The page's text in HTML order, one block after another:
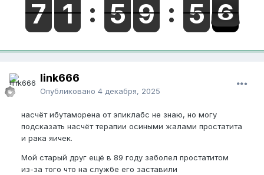
link666
Опубликовано 4 декабря, 2025
насчёт ибутаморена от эпиклабс не знаю, но могу
подсказать насчёт терапии осиными жалами простатита
и рака яичек.
Мой старый друг ещё в 89 году заболел простатитом
из-за того что на службе его заставили